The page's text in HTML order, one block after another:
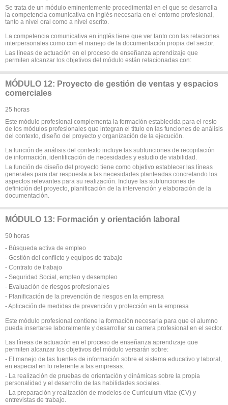
Se trata de un módulo eminentemente procedimental en el que se desarrolla
la competencia comunicativa en inglés necesaria en el entorno profesional,
tanto a nivel oral como a nivel escrito.
La competencia comunicativa en inglés tiene que ver tanto con las relaciones
interpersonales como con el manejo de la documentación propia del sector.
Las líneas de actuación en el proceso de enseñanza aprendizaje que
permiten alcanzar los objetivos del módulo están relacionadas con:
MÓDULO 12: Proyecto de gestión de ventas y espacios
comerciales
25 horas
Este módulo profesional complementa la formación establecida para el resto
de los módulos profesionales que integran el título en las funciones de análisis
del contexto, diseño del proyecto y organización de la ejecución.
La función de análisis del contexto incluye las subfunciones de recopilación
de información, identificación de necesidades y estudio de viabilidad.
La función de diseño del proyecto tiene como objetivo establecer las líneas
generales para dar respuesta a las necesidades planteadas concretando los
aspectos relevantes para su realización. Incluye las subfunciones de
definición del proyecto, planificación de la intervención y elaboración de la
documentación.
MÓDULO 13: Formación y orientación laboral
50 horas
- Búsqueda activa de empleo
- Gestión del conflicto y equipos de trabajo
- Contrato de trabajo
- Seguridad Social, empleo y desempleo
- Evaluación de riesgos profesionales
- Planificación de la prevención de riesgos en la empresa
- Aplicación de medidas de prevención y protección en la empresa
Este módulo profesional contiene la formación necesaria para que el alumno
pueda insertarse laboralmente y desarrollar su carrera profesional en el sector.
Las líneas de actuación en el proceso de enseñanza aprendizaje que
permiten alcanzar los objetivos del módulo versarán sobre:
- El manejo de las fuentes de información sobre el sistema educativo y laboral,
en especial en lo referente a las empresas.
- La realización de pruebas de orientación y dinámicas sobre la propia
personalidad y el desarrollo de las habilidades sociales.
- La preparación y realización de modelos de Curriculum vitae (CV) y
entrevistas de trabajo.